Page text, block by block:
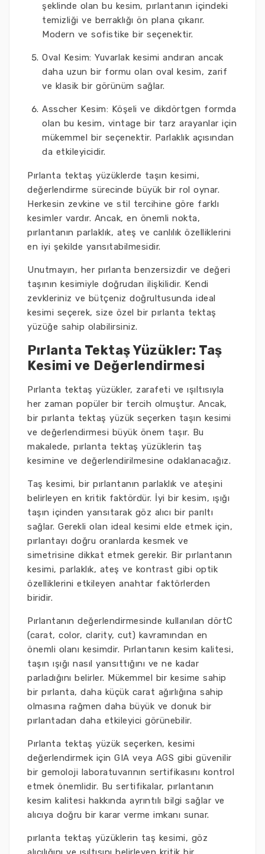
şeklinde olan bu kesim, pırlantanın içindeki
temizliği ve berraklığı ön plana çıkarır.
Modern ve sofistike bir seçenektir.
Oval Kesim: Yuvarlak kesimi andıran ancak
daha uzun bir formu olan oval kesim, zarif
ve klasik bir görünüm sağlar.
Asscher Kesim: Köşeli ve dikdörtgen formda
olan bu kesim, vintage bir tarz arayanlar için
mükemmel bir seçenektir. Parlaklık açısından
da etkileyicidir.
Pırlanta tektaş yüzüklerde taşın kesimi,
değerlendirme sürecinde büyük bir rol oynar.
Herkesin zevkine ve stil tercihine göre farklı
kesimler vardır. Ancak, en önemli nokta,
pırlantanın parlaklık, ateş ve canlılık özelliklerini
en iyi şekilde yansıtabilmesidir.
Unutmayın, her pırlanta benzersizdir ve değeri
taşının kesimiyle doğrudan ilişkilidir. Kendi
zevkleriniz ve bütçeniz doğrultusunda ideal
kesimi seçerek, size özel bir pırlanta tektaş
yüzüğe sahip olabilirsiniz.
Pırlanta Tektaş Yüzükler: Taş
Kesimi ve Değerlendirmesi
Pırlanta tektaş yüzükler, zarafeti ve ışıltısıyla
her zaman popüler bir tercih olmuştur. Ancak,
bir pırlanta tektaş yüzük seçerken taşın kesimi
ve değerlendirmesi büyük önem taşır. Bu
makalede, pırlanta tektaş yüzüklerin taş
kesimine ve değerlendirilmesine odaklanacağız.
Taş kesimi, bir pırlantanın parlaklık ve ateşini
belirleyen en kritik faktördür. İyi bir kesim, ışığı
taşın içinden yansıtarak göz alıcı bir parıltı
sağlar. Gerekli olan ideal kesimi elde etmek için,
pırlantayı doğru oranlarda kesmek ve
simetrisine dikkat etmek gerekir. Bir pırlantanın
kesimi, parlaklık, ateş ve kontrast gibi optik
özelliklerini etkileyen anahtar faktörlerden
biridir.
Pırlantanın değerlendirmesinde kullanılan dörtC
(carat, color, clarity, cut) kavramından en
önemli olanı kesimdir. Pırlantanın kesim kalitesi,
taşın ışığı nasıl yansıttığını ve ne kadar
parladığını belirler. Mükemmel bir kesime sahip
bir pırlanta, daha küçük carat ağırlığına sahip
olmasına rağmen daha büyük ve donuk bir
pırlantadan daha etkileyici görünebilir.
Pırlanta tektaş yüzük seçerken, kesimi
değerlendirmek için GIA veya AGS gibi güvenilir
bir gemoloji laboratuvarının sertifikasını kontrol
etmek önemlidir. Bu sertifikalar, pırlantanın
kesim kalitesi hakkında ayrıntılı bilgi sağlar ve
alıcıya doğru bir karar verme imkanı sunar.
pırlanta tektaş yüzüklerin taş kesimi, göz